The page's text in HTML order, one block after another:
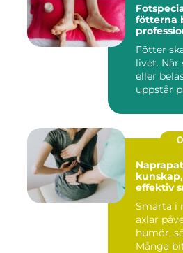
fötterna
Fötter
livet. När
eller
uppstår
effektiv
Smärta i
axlar
humör,
Många